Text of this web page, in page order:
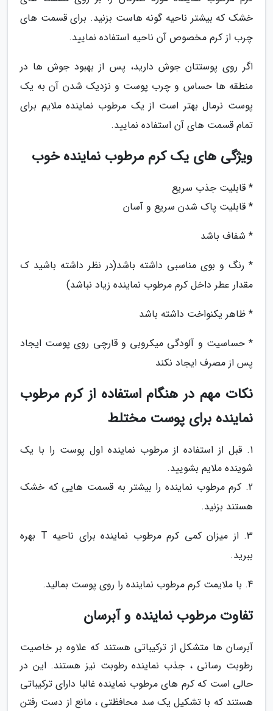
خشک که بیشتر ناحیه گونه هاست بزنید. برای قسمت های
چرب از کرم مخصوص آن ناحیه استفاده نمایید.
اگر روی پوستتان جوش دارید، پس از بهبود جوش ها در
منطقه ها حساس و چرب پوست و نزدیک شدن آن به یک
پوست نرمال بهتر است از یک مرطوب نماینده ملایم برای
تمام قسمت های آن استفاده نمایید.
ویژگی های یک کرم مرطوب نماینده خوب
* قابلیت جذب سریع
* قابلیت پاک شدن سریع و آسان
* شفاف باشد
* رنگ و بوی مناسبی داشته باشد(در نظر داشته باشید ک
مقدار عطر داخل کرم مرطوب نماینده زیاد نباشد)
* ظاهر یکنواخت داشته باشد
* حساسیت و آلودگی میکروبی و قارچی روی پوست ایجاد
پس از مصرف ایجاد نکند
نکات مهم در هنگام استفاده از کرم مرطوب
نماینده برای پوست مختلط
1. قبل از استفاده از مرطوب نماینده اول پوست را با یک
شوینده ملایم بشویید.
2. کرم مرطوب نماینده را بیشتر به قسمت هایی که خشک
هستند بزنید.
3. از میزان کمی کرم مرطوب نماینده برای ناحیه T بهره
ببرید.
4. با ملایمت کرم مرطوب نماینده را روی پوست بمالید.
تفاوت مرطوب نماینده و آبرسان
آبرسان ها متشکل از ترکیباتی هستند که علاوه بر خاصیت
رطوبت رسانی ، جذب نماینده رطوبت نیز هستند. این در
حالی است که کرم های مرطوب نماینده غالبا دارای ترکیباتی
هستند که با تشکیل یک سد محافظتی ، مانع از دست رفتن